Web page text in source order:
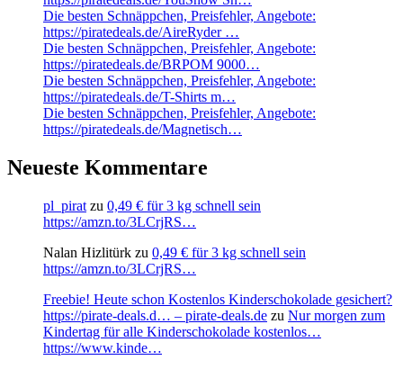
Die besten Schnäppchen, Preisfehler, Angebote:
https://piratedeals.de/AireRyder …
Die besten Schnäppchen, Preisfehler, Angebote:
https://piratedeals.de/BRPOM 9000…
Die besten Schnäppchen, Preisfehler, Angebote:
https://piratedeals.de/T-Shirts m…
Die besten Schnäppchen, Preisfehler, Angebote:
https://piratedeals.de/Magnetisch…
Neueste Kommentare
pl_pirat zu 0,49 € für 3 kg schnell sein
https://amzn.to/3LCrjRS…
Nalan Hizlitürk zu 0,49 € für 3 kg schnell sein
https://amzn.to/3LCrjRS…
Freebie! Heute schon Kostenlos Kinderschokolade gesichert?
https://pirate-deals.d… – pirate-deals.de zu Nur morgen zum
Kindertag für alle Kinderschokolade kostenlos…
https://www.kinde…